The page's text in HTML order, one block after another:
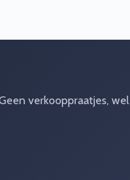
verkooppraatjes, wel